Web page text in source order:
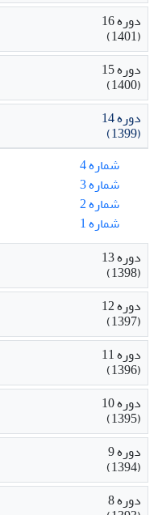
دوره 16
(1401)
دوره 15
(1400)
دوره 14
(1399)
شماره 4
شماره 3
شماره 2
شماره 1
دوره 13
(1398)
دوره 12
(1397)
دوره 11
(1396)
دوره 10
(1395)
دوره 9
(1394)
دوره 8